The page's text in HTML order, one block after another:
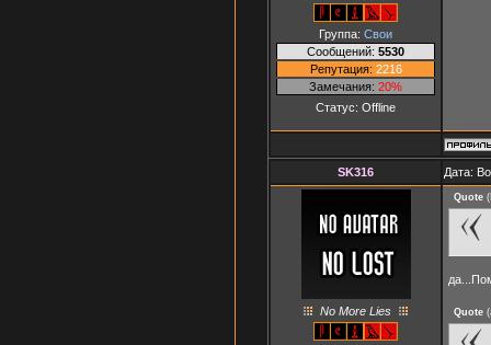
Группа: Свои
Сообщений: 5530
Репутация: 2216
Замечания: 20%
Статус: Offline
SK316 Дата:
No More Lies
Quote (
Quote (